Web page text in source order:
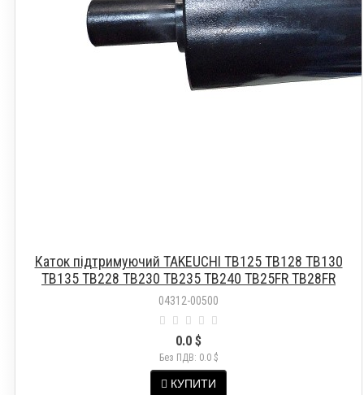
Каток підтримуючий TAKEUCHI TB125 TB128 TB130
TB135 TB228 TB230 TB235 TB240 TB25FR TB28FR
04312-00500
0.0 $
Без ПДВ: 0.0 $
КУПИТИ